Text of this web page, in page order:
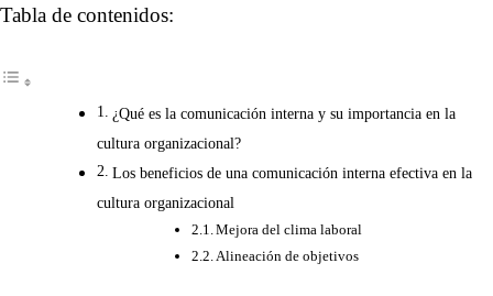
Tabla de contenidos:
¿Qué es la comunicación interna y su importancia en la
cultura organizacional?
Los beneficios de una comunicación interna efectiva en la
cultura organizacional
Mejora del clima laboral
Alineación de objetivos